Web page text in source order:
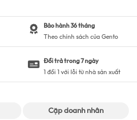
Bảo hành 36 tháng
Theo chính sách của Gento
Đổi trả trong 7 ngày
1 đổi 1 với lỗi từ nhà sản xuất
Cặp doanh nhân